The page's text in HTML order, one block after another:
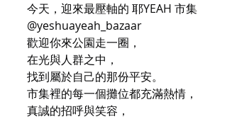
今天，迎來最壓軸的 耶YEAH 市集
@yeshuayeah_bazaar
歡迎你來公園走一圈，
在光與人群之中，
找到屬於自己的那份平安。
市集裡的每一個攤位都充滿熱情，
真誠的招呼與笑容，